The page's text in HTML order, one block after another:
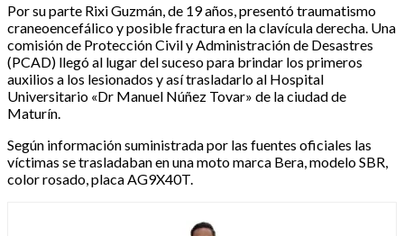
Por su parte Rixi Guzmán, de 19 años, presentó traumatismo
craneoencefálico y posible fractura en la clavícula derecha. ‎‎Una
comisión de Protección Civil y Administración de Desastres
(PCAD) llegó al lugar del suceso para brindar los primeros
auxilios a los lesionados y así trasladarlo al Hospital
Universitario «Dr Manuel Núñez Tovar» de la ciudad de
Maturín.‎‎
Según información suministrada por las fuentes oficiales las
víctimas se trasladaban en una moto marca Bera, modelo SBR,
color rosado, placa AG9X40T.‎